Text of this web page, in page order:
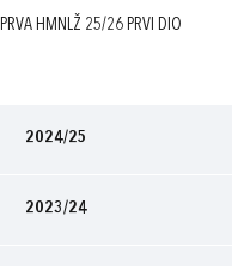
PRVA HMNLŽ 25/26 PRVI DIO
2024/25
2023/24